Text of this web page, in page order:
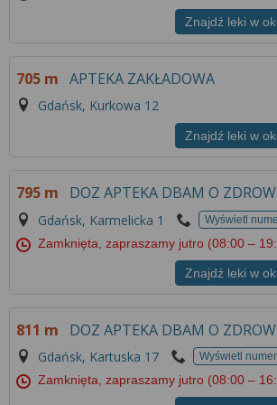
Znajdź leki w
705 m APTEKA ZAKŁADOWA
Gdańsk, Kurkowa 12
Znajdź leki w
795 m DOZ APTEKA DBAM O
Gdańsk, Karmelicka 1 Wyświetl
Zamknięta, zapraszamy jutro (08:00 –
Znajdź leki w
811 m DOZ APTEKA DBAM O
Gdańsk, Kartuska 17 Wyświetl numer
Zamknięta, zapraszamy jutro (08:00 –